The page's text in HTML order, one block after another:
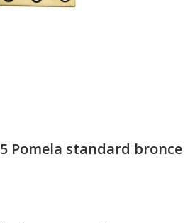
Pomela standard bronce